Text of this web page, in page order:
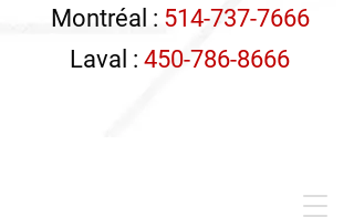
Montréal : 514-737-7666
Laval : 450-786-8666